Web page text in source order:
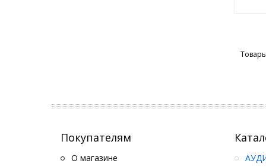
Покупателям
О магазине